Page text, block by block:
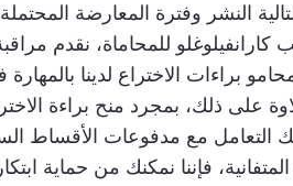
النشر وفترة المعارضة
للمحاماة، نقدم
براءات الاختراع لدينا
على ذلك، بمجرد منح براءة
مع مدفوعات الأقساط
فإننا نمكنك من حماية